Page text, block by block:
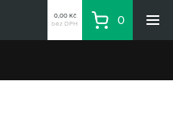
0,00 Kč
bez DPH
Košík
0